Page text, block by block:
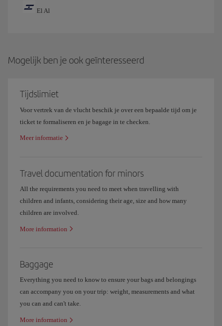
El Al
Mogelijk ben je ook geïnteresseerd
Tijdslimiet
Voor vertrek van de vlucht beschik je over een bepaalde tijd om je
ticket te formaliseren en je bagage in te checken.
Meer informatie
Travel documentation for minors
All the requirements you need to meet when travelling with
children and infants, considering their age, size and how many
children are involved.
More information
Baggage
Everything you need to know to ensure your bags and belongings
can accompany you on your trip: weight, measurements and what
you can and can't take.
More information